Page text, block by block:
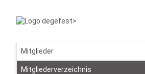
Mitglieder
Mitgliederverzeichnis